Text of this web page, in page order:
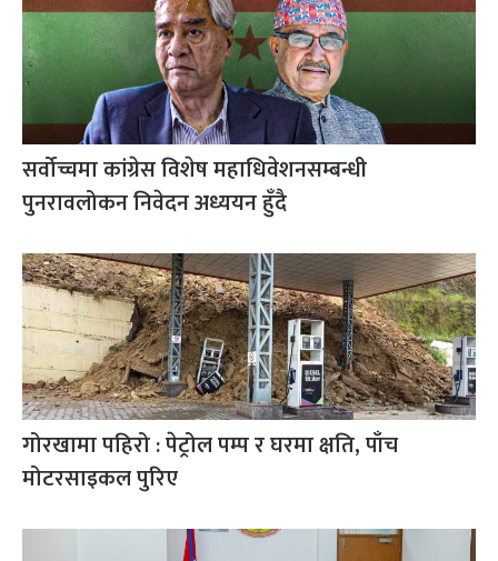
सर्वोच्चमा कांग्रेस विशेष महाधिवेशनसम्बन्धी
पुनरावलोकन निवेदन अध्ययन हुँदै
गोरखामा पहिरो : पेट्रोल पम्प र घरमा क्षति, पाँच
मोटरसाइकल पुरिए